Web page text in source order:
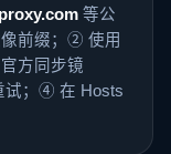
等公
前缀；② 使用
官方同步镜
试；④ 在 Hosts